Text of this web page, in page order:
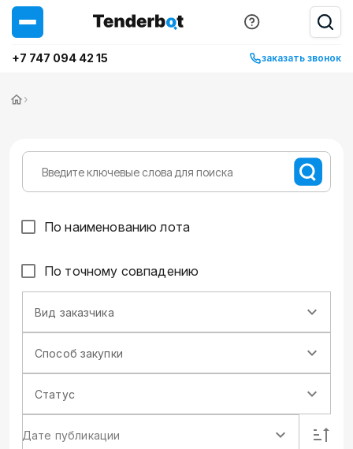
+7 747 094 42 15 заказать звонок
›
По наименованию лота
По точному совпадению
Вид заказчика
Способ закупки
Статус
Дате публикации